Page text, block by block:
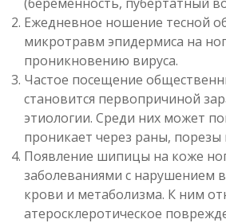
Ежедневное ношение тесной
микротравм эпидермиса на
проникновению вируса.
Частое посещение
становится первопричиной
этиологии. Среди них может
проникает через раны, порезы
Появление шипицы на коже
заболеваниями с нарушением
крови и метаболизма. К ним
атеросклеротическое